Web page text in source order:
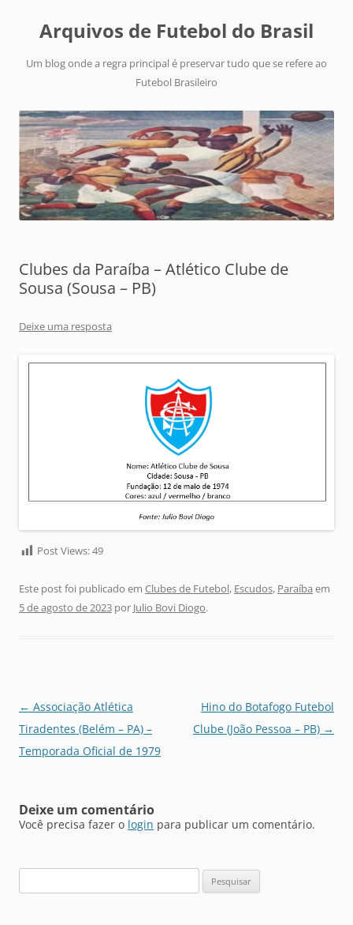
Arquivos de Futebol do Brasil
Um blog onde a regra principal é preservar tudo que se refere ao
Futebol Brasileiro
Clubes da Paraíba – Atlético Clube de
Sousa (Sousa – PB)
Deixe uma resposta
Post Views:49
Este post foi publicado em Clubes de Futebol, Escudos, Paraíba em
5 de agosto de 2023 por Julio Bovi Diogo.
Navegação
de
posts
← Associação Atlética
Tiradentes (Belém – PA) –
Temporada Oficial de 1979
Hino do Botafogo Futebol
Clube (João Pessoa – PB) →
Deixe um comentário
Você precisa fazer o login para publicar um comentário.
por: